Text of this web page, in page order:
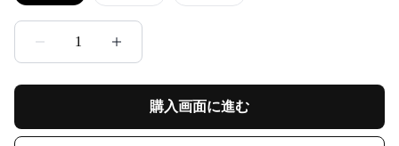
1
購入画面に進む